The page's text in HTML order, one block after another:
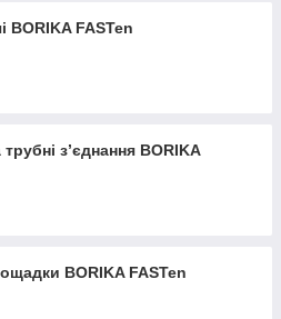
BORIKA FASTen
з’єднання BORIKA
BORIKA FASTen